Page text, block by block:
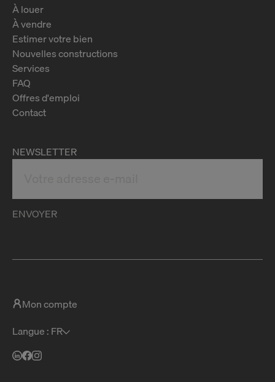
À louer
À vendre
Estimer votre bien
Nouvelles constructions
Services
FAQ
Offres d'emploi
Contact
NEWSLETTER
ENVOYER
Mon compte
Langue : FR